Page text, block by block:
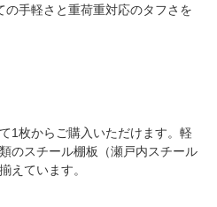
手軽さと重荷重対応のタフさを
1枚からご購入いただけます。軽
のスチール棚板（瀬戸内スチール
えています。